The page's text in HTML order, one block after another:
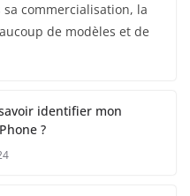
sa commercialisation, la
de modèles et de
identifier mon
?